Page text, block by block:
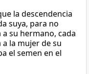
la descendencia
suya, para no
su hermano, cada
a la mujer de su
el semen en el